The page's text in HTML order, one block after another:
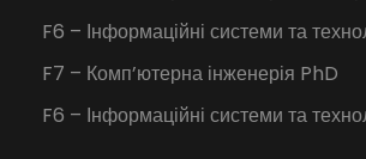
F6 – Інформаційні системи та
F7 – Комп’ютерна інженерія PhD
F6 – Інформаційні системи та